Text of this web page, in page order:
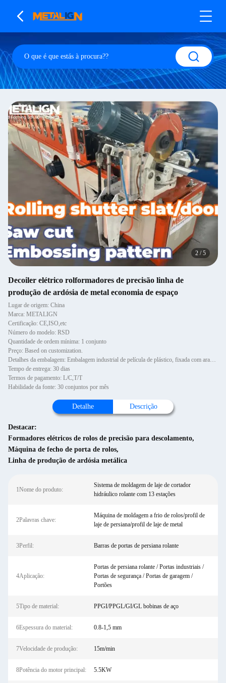
2 /5
Decoiler elétrico rolformadores de precisão linha de
produção de ardósia de metal economia de espaço
Lugar de origem: China
Marca: METALIGN
Certificação: CE,ISO,etc
Número do modelo: RSD
Quantidade de ordem mínima: 1 conjunto
Preço: Based on customization.
Detalhes da embalagem: Embalagem industrial de película de plástico, fixada com arame de aço.
Tempo de entrega: 30 dias
Termos de pagamento: L/C,T/T
Habilidade da fonte: 30 conjuntos por mês
Detalhe Descrição
Destacar:
Formadores elétricos de rolos de precisão para descolamento,
Máquina de fecho de porta de rolos,
Linha de produção de ardósia metálica
1Nome do produto:
Sistema de moldagem de laje de cortador
hidráulico rolante com 13 estações
2Palavras chave:
Máquina de moldagem a frio de rolos/profil de
laje de persiana/profil de laje de metal
3Perfil: Barras de portas de persiana rolante
4Aplicação:
Portas de persiana rolante / Portas industriais /
Portas de segurança / Portas de garagem /
Portões
5Tipo de material: PPGI/PPGL/GI/GL bobinas de aço
6Espessura do material: 0.8-1,5 mm
7Velocidade de produção: 15m/min
8Potência do motor principal: 5.5KW